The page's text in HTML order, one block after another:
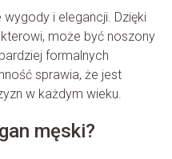
i elegancji. Dzięki
może być noszony
formalnych
sprawia, że jest
w każdym wieku.
męski?